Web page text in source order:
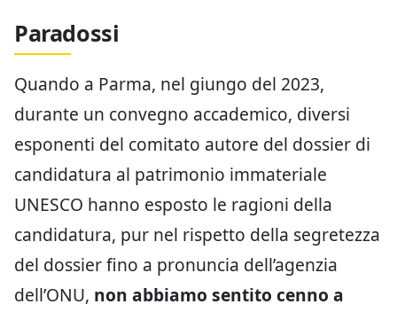
Paradossi
Quando a Parma, nel giungo del 2023,
durante un convegno accademico, diversi
esponenti del comitato autore del dossier di
candidatura al patrimonio immateriale
UNESCO hanno esposto le ragioni della
candidatura, pur nel rispetto della segretezza
del dossier fino a pronuncia dell’agenzia
dell’ONU, non abbiamo sentito cenno a